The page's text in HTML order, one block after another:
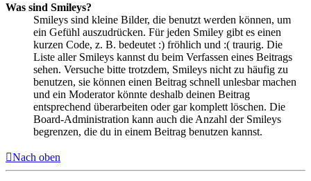
Was sind Smileys?
Smileys sind kleine Bilder, die benutzt werden können, um
ein Gefühl auszudrücken. Für jeden Smiley gibt es einen
kurzen Code, z. B. bedeutet :) fröhlich und :( traurig. Die
Liste aller Smileys kannst du beim Verfassen eines Beitrags
sehen. Versuche bitte trotzdem, Smileys nicht zu häufig zu
benutzen, sie können einen Beitrag schnell unlesbar machen
und ein Moderator könnte deshalb deinen Beitrag
entsprechend überarbeiten oder gar komplett löschen. Die
Board-Administration kann auch die Anzahl der Smileys
begrenzen, die du in einem Beitrag benutzen kannst.
Nach oben